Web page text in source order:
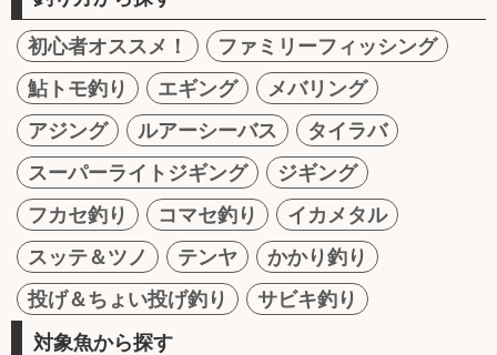
初心者オススメ！
ファミリーフィッシング
鮎トモ釣り
エギング
メバリング
アジング
ルアーシーバス
タイラバ
スーパーライトジギング
ジギング
フカセ釣り
コマセ釣り
イカメタル
スッテ＆ツノ
テンヤ
かかり釣り
投げ＆ちょい投げ釣り
サビキ釣り
対象魚から探す